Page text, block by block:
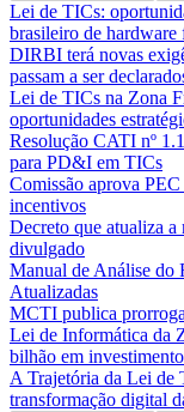
Lei de TICs:
brasileiro de hardware
DIRBI terá novas
passam a ser
Lei de TICs na Zona
oportunidades
Resolução CATI nº
para PD&I em TICs
Comissão aprova
incentivos
Decreto que atualiza
divulgado
Manual de Análise do
Atualizadas
MCTI publica
Lei de Informática da
bilhão em
A Trajetória da Lei de
transformação digital